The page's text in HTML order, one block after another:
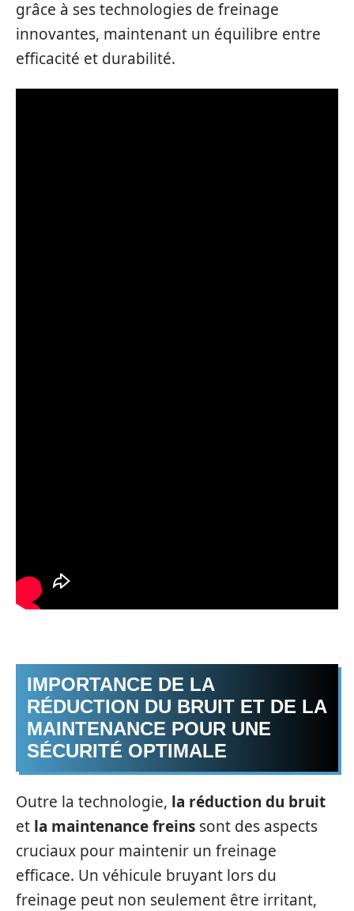
grâce à ses technologies de freinage
innovantes, maintenant un équilibre entre
efficacité et durabilité.
IMPORTANCE DE LA
RÉDUCTION DU BRUIT ET DE LA
MAINTENANCE POUR UNE
SÉCURITÉ OPTIMALE
Outre la technologie, la réduction du bruit
et la maintenance freins sont des aspects
cruciaux pour maintenir un freinage
efficace. Un véhicule bruyant lors du
freinage peut non seulement être irritant,